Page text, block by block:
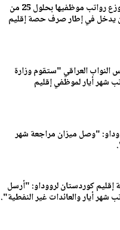
وأوضح عضو اللجنة المالية بمجلس النواب العراقي أن الحكومة الاتحادية ستوزع رواتب موظفيها بحلول 25 من
يدخل في إطار صرف حصة إقليم
العراقي "ستقوم وزارة
شهر أيار لموظفي إقليم
"وصل ميزان مراجعة شهر
إقليم كوردستان لرووداو: "أرسل
شهر أيار والعائدات غير النفطية".